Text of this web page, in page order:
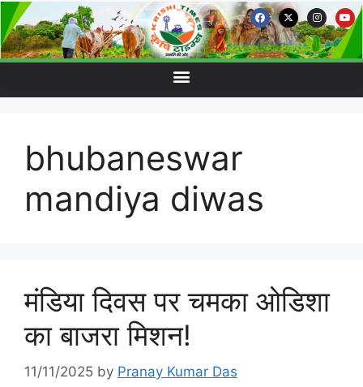
bhubaneswar
mandiya diwas
मंडिया दिवस पर चमका ओडिशा
का बाजरा मिशन!
11/11/2025 by Pranay Kumar Das